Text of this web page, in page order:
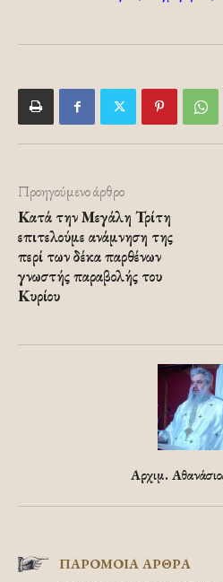
Προηγούμενο άρθρο
Κατά την Μεγάλη Τρίτη
επιτελούμε ανάμνηση της
περί των δέκα παρθένων
γνωστής παραβολής του
Κυρίου
Αρχιμ.
ΠΑΡΟΜΟΙΑ ΑΡΘΡΑ